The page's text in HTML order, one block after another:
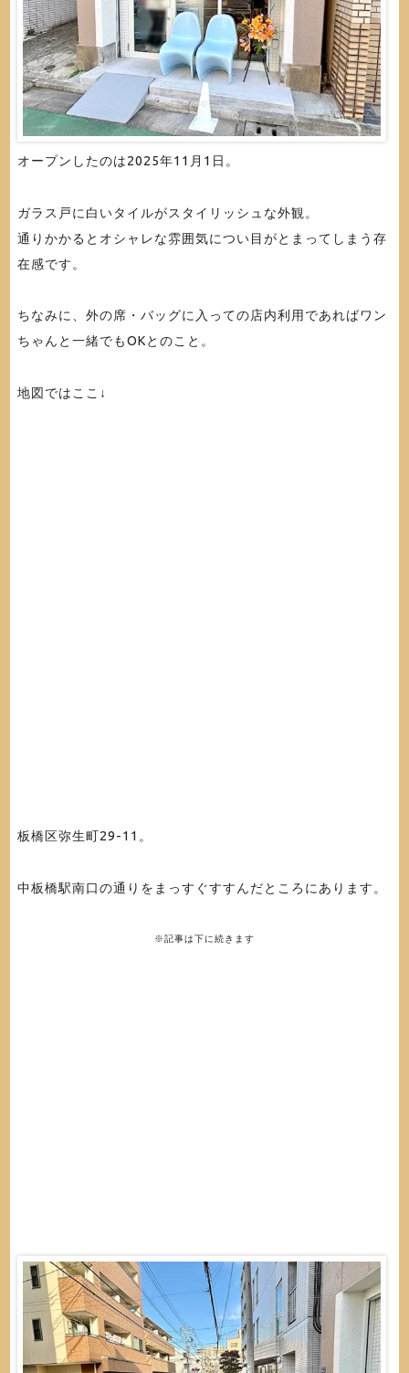
オープンしたのは2025年11月1日。
ガラス戸に白いタイルがスタイリッシュな外観。
通りかかるとオシャレな雰囲気につい目がとまってしまう存
在感です。
ちなみに、外の席・バッグに入っての店内利用であればワン
ちゃんと一緒でもOKとのこと。
地図ではここ↓
板橋区弥生町29-11 。
中板橋駅南口の通りをまっすぐすすんだところにあります。
※記事は下に続きます